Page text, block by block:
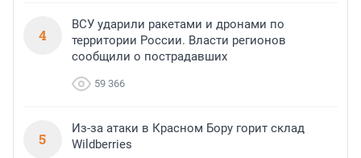
4
ВСУ ударили ракетами и дронами по
территории России. Власти регионов
сообщили о пострадавших
59 366
5
Из-за атаки в Красном Бору горит склад
Wildberries